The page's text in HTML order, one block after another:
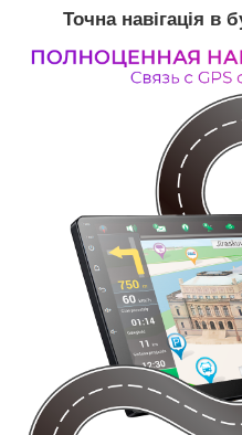
Точна навігація в